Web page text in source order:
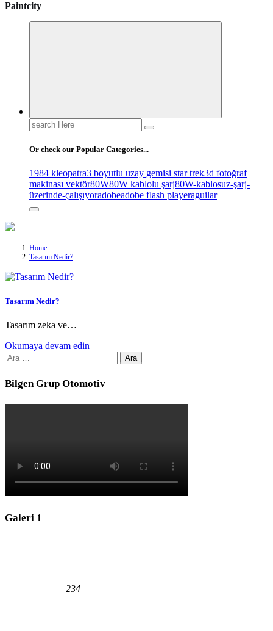
Paintcity
Search
for:
Or check our Popular Categories...
1984 kleopatra3 boyutlu uzay gemisi star trek3d fotoğraf
makinası vektör80W80W kablolu şarj80W-kablosuz-şarj-
üzerinde-çalışıyoradobeadobe flash playeraguilar
Home
Tasarım Nedir?
Tasarım Nedir?
Tasarım zeka ve…
Okumaya devam edin
Arama:
Bilgen Grup Otomotiv
Galeri 1
234